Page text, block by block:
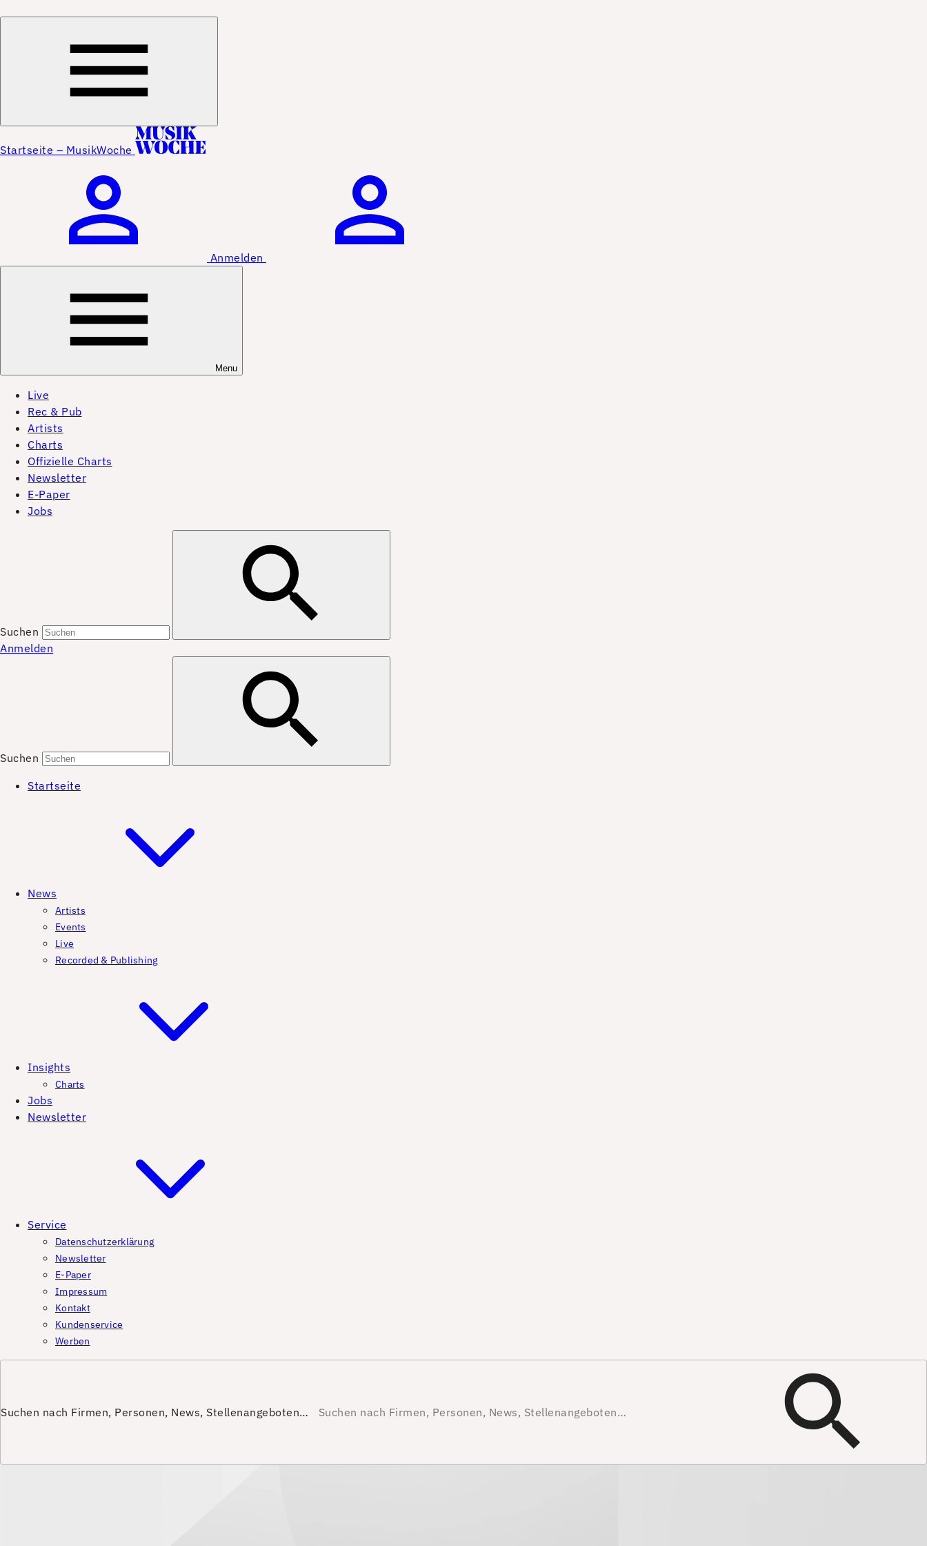
Startseite – MusikWoche
Anmelden
Menu
Live
Rec & Pub
Artists
Charts
Offizielle Charts
Newsletter
E-Paper
Jobs
Suchen
Anmelden
Suchen
Startseite
News
Artists
Events
Live
Recorded & Publishing
Insights
Charts
Jobs
Newsletter
Service
Datenschutzerklärung
Newsletter
E-Paper
Impressum
Kontakt
Kundenservice
Werben
Suchen nach Firmen, Personen, News, Stellenangeboten…